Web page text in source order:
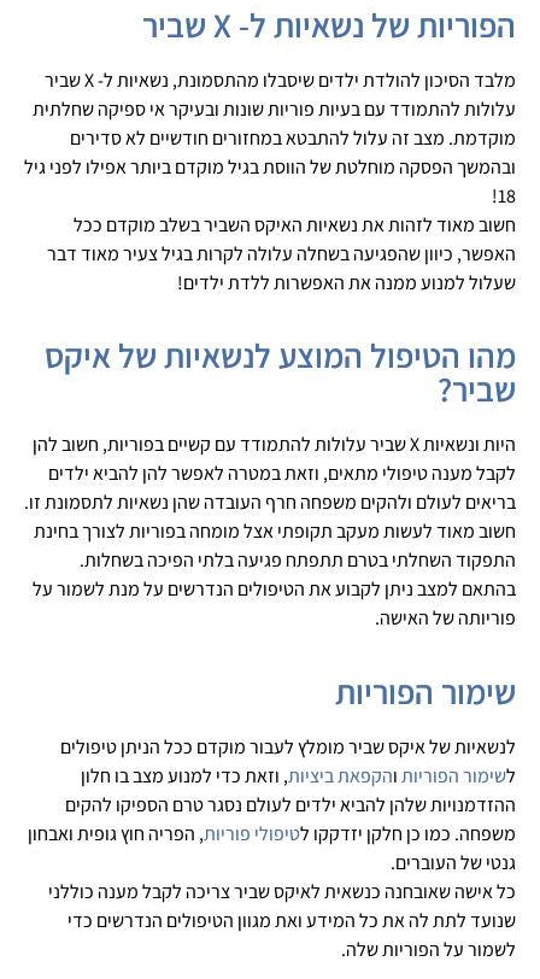
הפוריות של נשאיות ל- X שביר
מלבד הסיכון להולדת ילדים שיסבלו מהתסמונת, נשאיות ל- X שביר
עלולות להתמודד עם בעיות פוריות שונות ובעיקר אי ספיקה שחלתית
מוקדמת. מצב זה עלול להתבטא במחזורים חודשיים לא סדירים
ובהמשך הפסקה מוחלטת של הווסת בגיל מוקדם ביותר אפילו לפני גיל
18!
חשוב מאוד לזהות את נשאיות האיקס השביר בשלב מוקדם ככל
האפשר, כיוון שהפגיעה בשחלה עלולה לקרות בגיל צעיר מאוד דבר
שעלול למנוע ממנה את האפשרות ללדת ילדים!
מהו הטיפול המוצע לנשאיות של איקס
שביר?
היות ונשאיות X שביר עלולות להתמודד עם קשיים בפוריות, חשוב להן
לקבל מענה טיפולי מתאים, וזאת במטרה לאפשר להן להביא ילדים
בריאים לעולם ולהקים משפחה חרף העובדה שהן נשאיות לתסמונת זו.
חשוב מאוד לעשות מעקב תקופתי אצל מומחה בפוריות לצורך בחינת
התפקוד השחלתי בטרם תתפתח פגיעה בלתי הפיכה בשחלות.
בהתאם למצב ניתן לקבוע את הטיפולים הנדרשים על מנת לשמור על
פוריותה של האישה.
שימור הפוריות
לנשאיות של איקס שביר מומלץ לעבור מוקדם ככל הניתן טיפולים
לשימור הפוריותוהקפאת ביציות, וזאת כדי למנוע מצב בו חלון
ההזדמנויות שלהן להביא ילדים לעולם נסגר טרם הספיקו להקים
משפחה. כמו כן חלקן יזדקקו לטיפולי פוריות, הפריה חוץ גופית ואבחון
גנטי של העוברים.
כל אישה שאובחנה כנשאית לאיקס שביר צריכה לקבל מענה כוללני
שנועד לתת לה את כל המידע ואת מגוון הטיפולים הנדרשים כדי
לשמור על הפוריות שלה.